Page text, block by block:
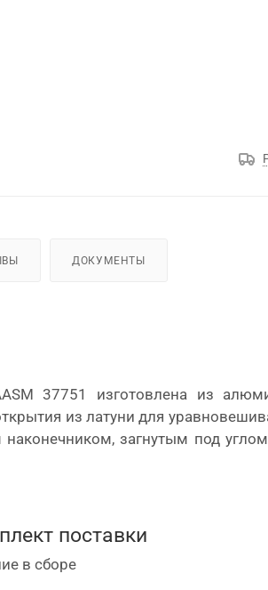
ДОКУМЕНТЫ
37751 изготовлена из
из латуни для
наконечником, загнутым под
поставки
в сборе